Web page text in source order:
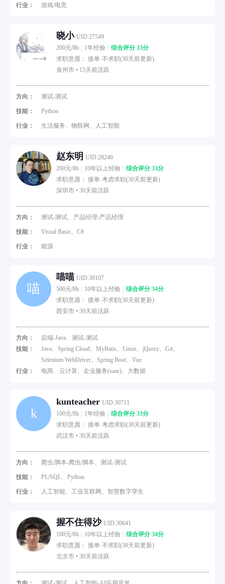
行业： 游戏/电竞
晓小 UID:27549
200元/8h
1年经验
综合评分 33分
求职意愿： 接单·不求职(30天前更新)
泉州市 • 15天前活跃
方向： 测试-测试
技能： Python
行业： 生活服务、物联网、人工智能
赵东明 UID:28246
200元/8h
10年以上经验
综合评分 33分
求职意愿： 接单·考虑求职(30天前更新)
深圳市 • 30天前活跃
方向： 测试-测试、产品经理-产品经理
技能： Visual Basic、C#
行业： 能源
喵
喵喵 UID:30107
500元/8h
10年以上经验
综合评分 34分
求职意愿： 接单·不求职(30天前更新)
西安市 • 30天前活跃
方向：
后端-Java、测试-测试
技能：
Java、Spring Cloud、MyBatis、Linux、jQuery、Git、
Selenium WebDriver、Spring Boot、Vue
行业：
电商、云计算、企业服务(saas)、大数据
k
kunteacher UID:30711
100元/8h
1年经验
综合评分 33分
求职意愿： 接单·考虑求职(30天前更新)
武汉市 • 30天前活跃
方向： 爬虫/脚本-爬虫/脚本、测试-测试
技能： PL/SQL、Python
行业： 人工智能、工业互联网、智慧数字孪生
握不住得沙 UID:30641
100元/8h
10年以上经验
综合评分 34分
求职意愿： 接单·不求职(30天前更新)
北京市 • 30天前活跃